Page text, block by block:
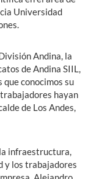
Universidad
Andina, la
de Andina SIIL,
que conocimos su
hayan
de Los Andes,
infraestructura,
y los trabajadores